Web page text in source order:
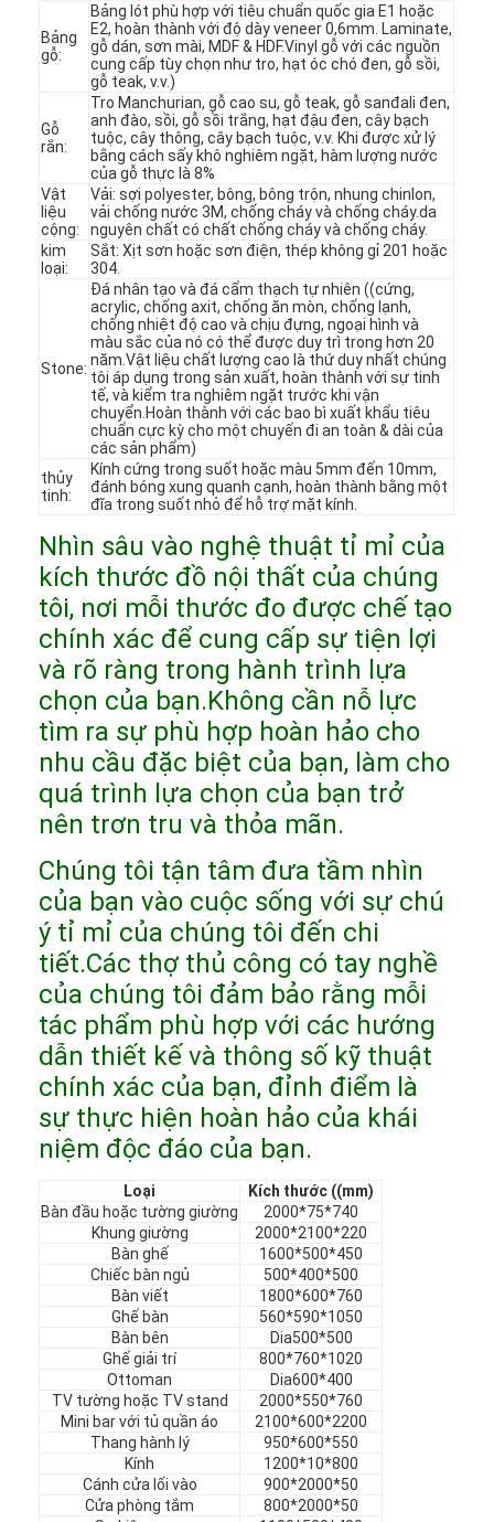
Trang chủ
Các sản phẩm
Video
Chương trình VR
Về chúng tôi
Tham quan nhà máy
Kiểm soát chất lượng
Liên hệ
Tin tức
Câu hỏi thường gặp
nói chuyện ngay.
nội thất khách sạn
Đồ nội thất biệt thự
Đồ nội thất căn hộ
Đồ nội thất câu lạc bộ thương mại
Đồ nội thất phòng ăn
Nội thất văn phòng
Đồ đạc cố định
Nội thất bọc da
Bảng
gỗ:
Bảng lót phù hợp với tiêu chuẩn quốc gia E1 hoặc
E2, hoàn thành với độ dày veneer 0,6mm. Laminate,
gỗ dán, sơn mài, MDF & HDF.Vinyl gỗ với các nguồn
cung cấp tùy chọn như tro, hạt óc chó đen, gỗ sồi,
gỗ teak, v.v.)
Gỗ
rắn:
Tro Manchurian, gỗ cao su, gỗ teak, gỗ sanđali đen,
anh đào, sồi, gỗ sồi trắng, hạt đậu đen, cây bạch
tuộc, cây thông, cây bạch tuộc, v.v. Khi được xử lý
bằng cách sấy khô nghiêm ngặt, hàm lượng nước
của gỗ thực là 8%
Vật
liệu
cộng:
Vải: sợi polyester, bông, bông trộn, nhung chinlon,
vải chống nước 3M, chống cháy và chống cháy.da
nguyên chất có chất chống cháy và chống cháy.
kim
loại:
Sắt: Xịt sơn hoặc sơn điện, thép không gỉ 201 hoặc
304.
Stone:
Đá nhân tạo và đá cẩm thạch tự nhiên ((cứng,
acrylic, chống axit, chống ăn mòn, chống lạnh,
chống nhiệt độ cao và chịu đựng, ngoại hình và
màu sắc của nó có thể được duy trì trong hơn 20
năm.Vật liệu chất lượng cao là thứ duy nhất chúng
tôi áp dụng trong sản xuất, hoàn thành với sự tinh
tế, và kiểm tra nghiêm ngặt trước khi vận
chuyển.Hoàn thành với các bao bì xuất khẩu tiêu
chuẩn cực kỳ cho một chuyến đi an toàn & dài của
các sản phẩm)
thủy
tinh:
Kính cứng trong suốt hoặc màu 5mm đến 10mm,
đánh bóng xung quanh cạnh, hoàn thành bằng một
đĩa trong suốt nhỏ để hỗ trợ mặt kính.
Nhìn sâu vào nghệ thuật tỉ mỉ của
kích thước đồ nội thất của chúng
tôi, nơi mỗi thước đo được chế tạo
chính xác để cung cấp sự tiện lợi
và rõ ràng trong hành trình lựa
chọn của bạn.Không cần nỗ lực
tìm ra sự phù hợp hoàn hảo cho
nhu cầu đặc biệt của bạn, làm cho
quá trình lựa chọn của bạn trở
nên trơn tru và thỏa mãn.
Chúng tôi tận tâm đưa tầm nhìn
của bạn vào cuộc sống với sự chú
ý tỉ mỉ của chúng tôi đến chi
tiết.Các thợ thủ công có tay nghề
của chúng tôi đảm bảo rằng mỗi
tác phẩm phù hợp với các hướng
dẫn thiết kế và thông số kỹ thuật
chính xác của bạn, đỉnh điểm là
sự thực hiện hoàn hảo của khái
niệm độc đáo của bạn.
Loại
Kích thước ((mm)
Bàn đầu hoặc tường giường
2000*75*740
Khung giường
2000*2100*220
Bàn ghế
1600*500*450
Chiếc bàn ngủ
500*400*500
Bàn viết
1800*600*760
Ghế bàn
560*590*1050
Bàn bên
Dia500*500
Ghế giải trí
800*760*1020
Ottoman
Dia600*400
TV tường hoặc TV stand
2000*550*760
Mini bar với tủ quần áo
2100*600*2200
Thang hành lý
950*600*550
Kính
1200*10*800
Cánh cửa lối vào
900*2000*50
Cửa phòng tắm
800*2000*50